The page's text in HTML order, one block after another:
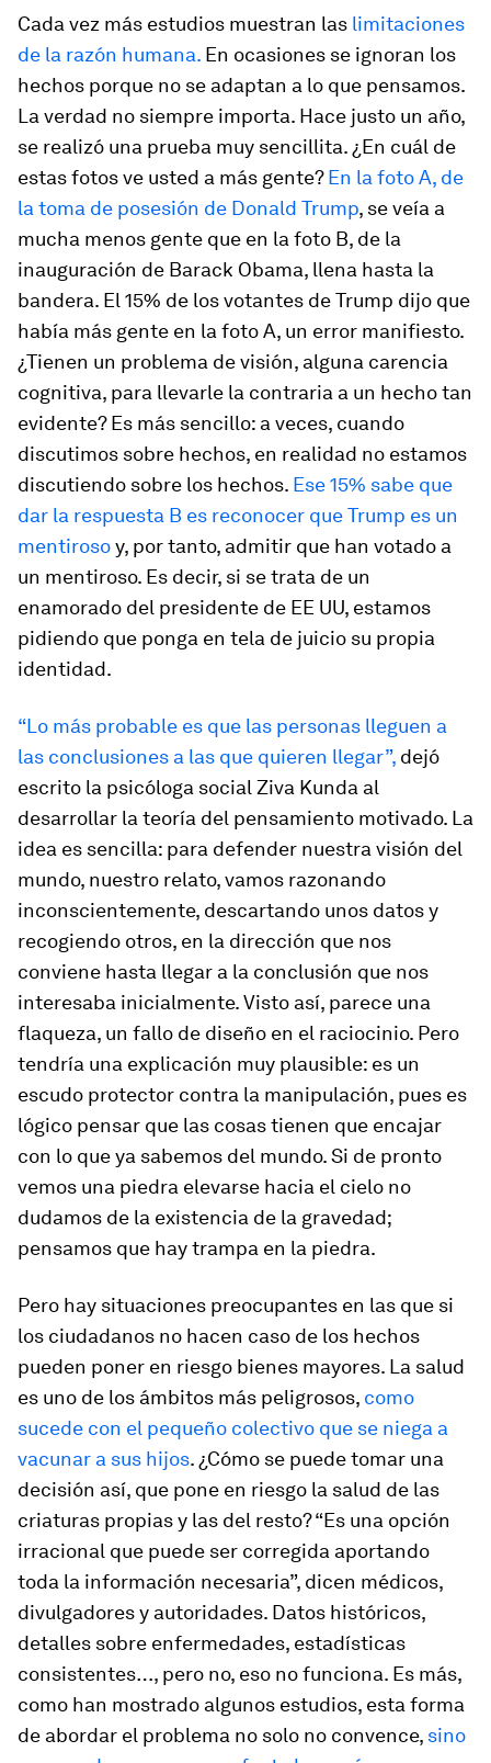
Cada vez más estudios muestran las limitaciones
de la razón humana. En ocasiones se ignoran los
hechos porque no se adaptan a lo que pensamos.
La verdad no siempre importa. Hace justo un año,
se realizó una prueba muy sencillita. ¿En cuál de
estas fotos ve usted a más gente?En la foto A, de
la toma de posesión de Donald Trump, se veía a
mucha menos gente que en la foto B, de la
inauguración de Barack Obama, llena hasta la
bandera. El 15% de los votantes de Trump dijo que
había más gente en la foto A, un error manifiesto.
¿Tienen un problema de visión, alguna carencia
cognitiva, para llevarle la contraria a un hecho tan
evidente? Es más sencillo: a veces, cuando
discutimos sobre hechos, en realidad no estamos
discutiendo sobre los hechos. Ese 15% sabe que
dar la respuesta B es reconocer que Trump es un
mentirosoy, por tanto, admitir que han votado a
un mentiroso. Es decir, si se trata de un
enamorado del presidente de EE UU, estamos
pidiendo que ponga en tela de juicio su propia
identidad.
“Lo más probable es que las personas lleguen a
las conclusiones a las que quieren llegar”, dejó
escrito la psicóloga social Ziva Kunda al
desarrollar la teoría del pensamiento motivado. La
idea es sencilla: para defender nuestra visión del
mundo, nuestro relato, vamos razonando
inconscientemente, descartando unos datos y
recogiendo otros, en la dirección que nos
conviene hasta llegar a la conclusión que nos
interesaba inicialmente. Visto así, parece una
flaqueza, un fallo de diseño en el raciocinio. Pero
tendría una explicación muy plausible: es un
escudo protector contra la manipulación, pues es
lógico pensar que las cosas tienen que encajar
con lo que ya sabemos del mundo. Si de pronto
vemos una piedra elevarse hacia el cielo no
dudamos de la existencia de la gravedad;
pensamos que hay trampa en la piedra.
Pero hay situaciones preocupantes en las que si
los ciudadanos no hacen caso de los hechos
pueden poner en riesgo bienes mayores. La salud
es uno de los ámbitos más peligrosos, como
sucede con el pequeño colectivo que se niega a
vacunar a sus hijos. ¿Cómo se puede tomar una
decisión así, que pone en riesgo la salud de las
criaturas propias y las del resto? “Es una opción
irracional que puede ser corregida aportando
toda la información necesaria”, dicen médicos,
divulgadores y autoridades. Datos históricos,
detalles sobre enfermedades, estadísticas
consistentes…, pero no, eso no funciona. Es más,
como han mostrado algunos estudios, esta forma
de abordar el problema no solo no convence, sino